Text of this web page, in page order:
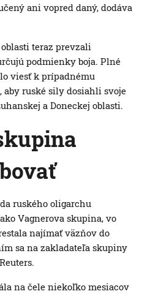
ani vopred daný, dodáva
teraz prevzali
podmienky boja. Plné
viesť k prípadnému
ruské sily dosiahli svoje
a Doneckej oblasti.
ruského oligarchu
Vagnerova skupina, vo
najímať väzňov do
sa na zakladateľa skupiny
na čele niekoľko mesiacov